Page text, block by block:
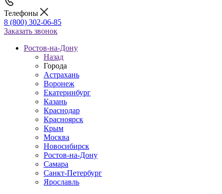
Телефоны
8 (800) 302-06-85
Заказать звонок
Ростов-на-Дону
Назад
Города
Астрахань
Воронеж
Екатеринбург
Казань
Краснодар
Красноярск
Крым
Москва
Новосибирск
Ростов-на-Дону
Самара
Санкт-Петербург
Ярославль